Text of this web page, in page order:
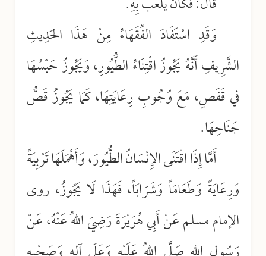
وَقَدِ اسْتَفَادَ الفُقَهَاءُ مِنْ هَذَا الحَدِيثِ
الشَّرِيفِ أَنَّهُ يَجُوزُ اقْتِنَاءُ الطُّيُورِ، وَيَجُوزُ حَبْسُهَا
في قَفَصٍ، مَعَ وُجُوبِ رِعَايَتِهَا، كَمَا يَجُوزُ قَصُّ
جَنَاحِهَا.
أَمَّا إِذَا اقْتَنَى الإِنْسَانُ الطُّيُورَ، وَأَهْمَلَهَا تَرْبِيَةً
وَرِعَايَةً وَطَعَامَاً وَشَرَابَاً، فَهَذَا لَا يَجُوزُ، روى
الإمام مسلم عَنْ أَبِي هُرَيْرَةَ رَضِيَ اللهُ عَنْهُ، عَنْ